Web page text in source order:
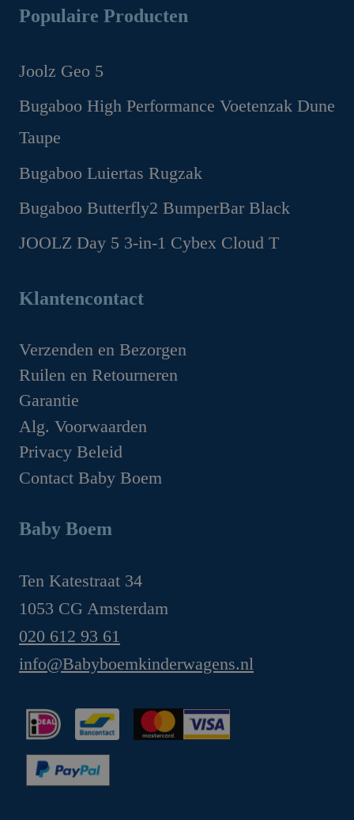
Populaire Producten
Joolz Geo 5
Oorspronkelijke
prijs
was:
€1,299.00.
Huidige
prijs
is:
€1,169.00.
Bugaboo High Performance Voetenzak Dune
Taupe
Oorspronkelijke
prijs
was:
Huidige
prijs
is:
Bugaboo Luiertas Rugzak
Oorspronkelijke
prijs
was:
Huidige
prijs
is:
Bugaboo Butterfly2 BumperBar Black
Oorspronkelijke
€49.95.
Huidige
€44.95.
JOOLZ Day 5 3-in-1 Cybex Cloud T
prijs
prijs
Klantencontact
Verzenden en Bezorgen
Ruilen en Retourneren
Garantie
Alg. Voorwaarden
Privacy Beleid
Contact Baby Boem
Baby Boem
Ten Katestraat 34
1053 CG Amsterdam
020 612 93 61
info@Babyboemkinderwagens.nl